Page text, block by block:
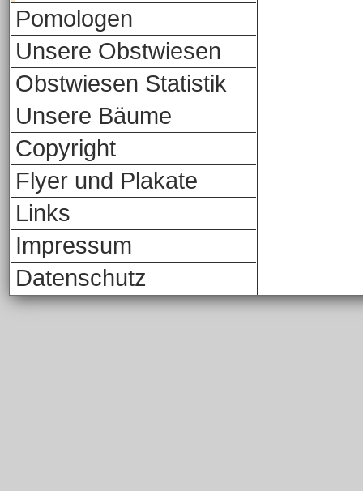
Pomologen
Unsere Obstwiesen
Obstwiesen Statistik
Unsere Bäume
Copyright
Flyer und Plakate
Links
Impressum
Datenschutz